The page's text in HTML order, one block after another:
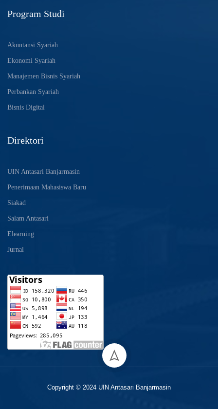
Program Studi
Akuntansi Syariah
Ekonomi Syariah
Manajemen Bisnis Syariah
Perbankan Syariah
Bisnis Digital
Direktori
UIN Antasari Banjarmasin
Penerimaan Mahasiswa Baru
Siakad
Salam Antasari
Elearning
Jurnal
Copyright © 2024 UIN Antasari Banjarmasin